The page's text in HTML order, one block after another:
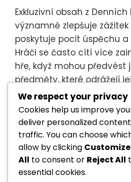
Exkluzivní obsah z
významně zlepšuje
poskytuje pocit úspěchu a
Hráči se často cítí více
hře, když mohou předvést
předměty, které odrážejí
Kromě toho mohou
vytvářet konkurenční
jedinečné skiny nemusí
ale mohou být také
schopnostmi nebo
činí žádoucími pro
We respect your privacy
Cookies help us improve
deliver personalized
traffic. You can choose
allow by clicking Customize
All to consent or Reject All
essential cookies.